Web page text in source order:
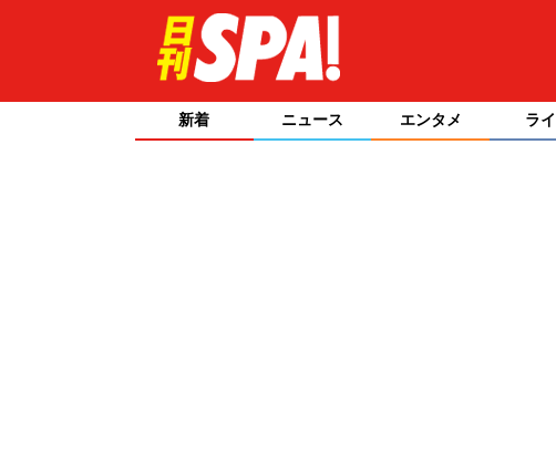
新着 ニュース エンタメ ラ